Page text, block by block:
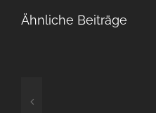
Ähnliche Beiträge